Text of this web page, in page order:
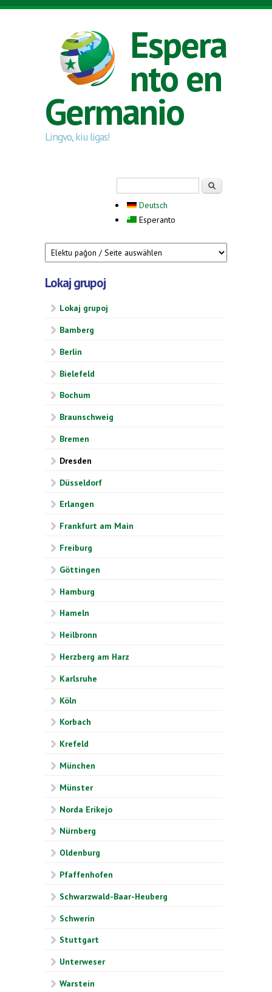
Skip to main content
Espera
nto en
Germanio
Lingvo, kiu ligas!
Deutsch
Esperanto
Lokaj grupoj
Lokaj grupoj
Bamberg
Berlin
Bielefeld
Bochum
Braunschweig
Bremen
Dresden
Düsseldorf
Erlangen
Frankfurt am Main
Freiburg
Göttingen
Hamburg
Hameln
Heilbronn
Herzberg am Harz
Karlsruhe
Köln
Korbach
Krefeld
München
Münster
Norda Erikejo
Nürnberg
Oldenburg
Pfaffenhofen
Schwarzwald-Baar-Heuberg
Schwerin
Stuttgart
Unterweser
Warstein